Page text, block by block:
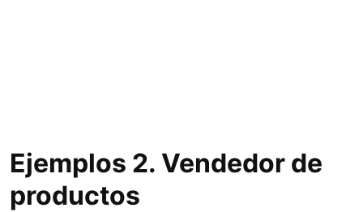
Ejemplos 2. Vendedor de
productos